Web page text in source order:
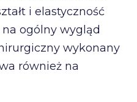
i elastyczność
ogólny wygląd
wykonany
również na